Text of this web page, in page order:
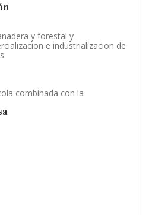
y forestal y
e industrializacion de
combinada con la